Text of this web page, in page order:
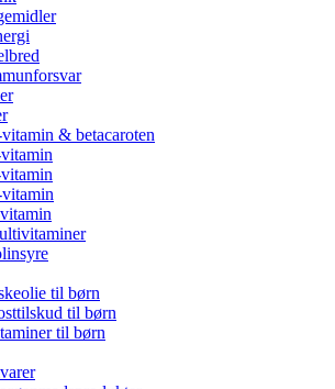
& betacaroten
til børn
til børn
til børn